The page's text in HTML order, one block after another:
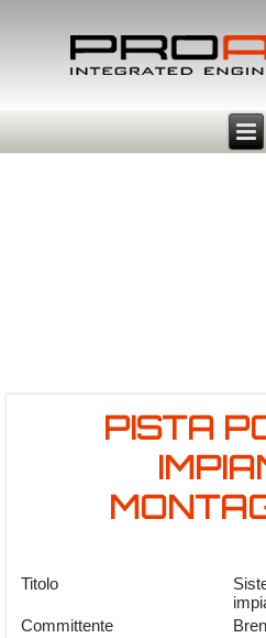
PISTA
Titolo
Committente